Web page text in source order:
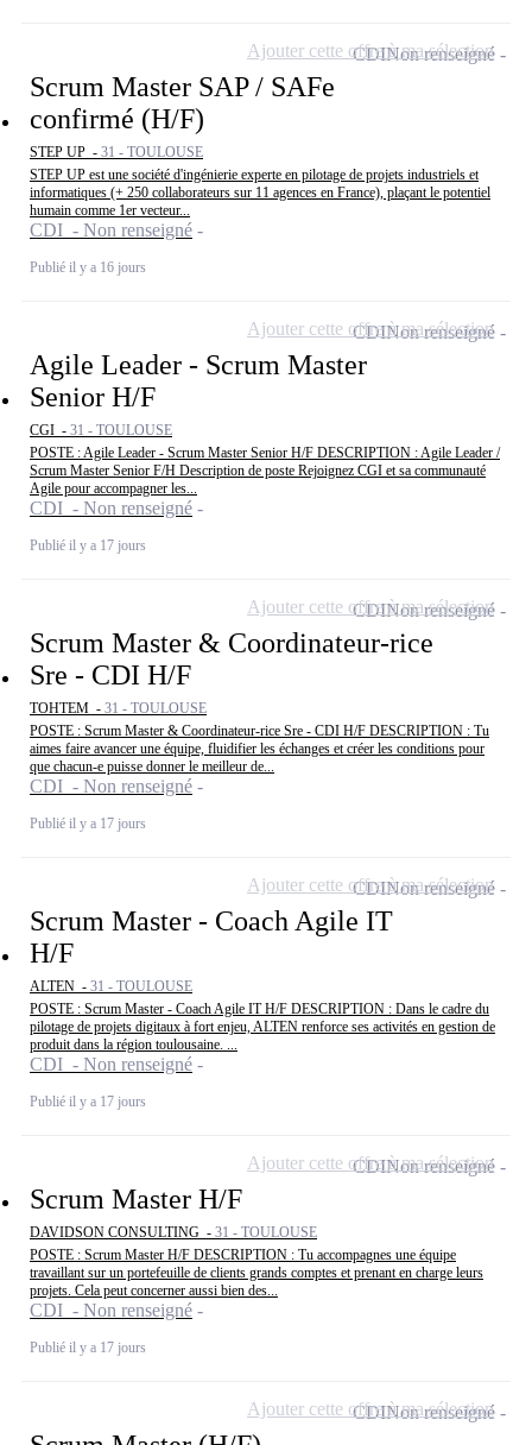
Scrum Master SAP / SAFe
confirmé (H/F)
STEP UP - 31 - TOULOUSE
STEP UP est une société d'ingénierie experte en pilotage de projets industriels et
informatiques (+ 250 collaborateurs sur 11 agences en France), plaçant le potentiel
humain comme 1er vecteur...
CDI - Non renseigné
Publié il y a 16 jours
CDINon renseigné
Ajouter cette offre à ma sélection
Agile Leader - Scrum Master
Senior H/F
CGI - 31 - TOULOUSE
POSTE : Agile Leader - Scrum Master Senior H/F DESCRIPTION : Agile Leader /
Scrum Master Senior F/H Description de poste Rejoignez CGI et sa communauté
Agile pour accompagner les...
CDI - Non renseigné
Publié il y a 17 jours
CDINon renseigné
Ajouter cette offre à ma sélection
Scrum Master & Coordinateur-rice
Sre - CDI H/F
TOHTEM - 31 - TOULOUSE
POSTE : Scrum Master & Coordinateur-rice Sre - CDI H/F DESCRIPTION : Tu
aimes faire avancer une équipe, fluidifier les échanges et créer les conditions pour
que chacun-e puisse donner le meilleur de...
CDI - Non renseigné
Publié il y a 17 jours
CDINon renseigné
Ajouter cette offre à ma sélection
Scrum Master - Coach Agile IT
H/F
ALTEN - 31 - TOULOUSE
POSTE : Scrum Master - Coach Agile IT H/F DESCRIPTION : Dans le cadre du
pilotage de projets digitaux à fort enjeu, ALTEN renforce ses activités en gestion de
produit dans la région toulousaine. ...
CDI - Non renseigné
Publié il y a 17 jours
CDINon renseigné
Ajouter cette offre à ma sélection
Scrum Master H/F
DAVIDSON CONSULTING - 31 - TOULOUSE
POSTE : Scrum Master H/F DESCRIPTION : Tu accompagnes une équipe
travaillant sur un portefeuille de clients grands comptes et prenant en charge leurs
projets. Cela peut concerner aussi bien des...
CDI - Non renseigné
Publié il y a 17 jours
CDINon renseigné
Ajouter cette offre à ma sélection
CDINon renseigné
Ajouter cette offre à ma sélection